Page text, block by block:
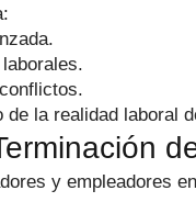
la realidad laboral
y empleadores